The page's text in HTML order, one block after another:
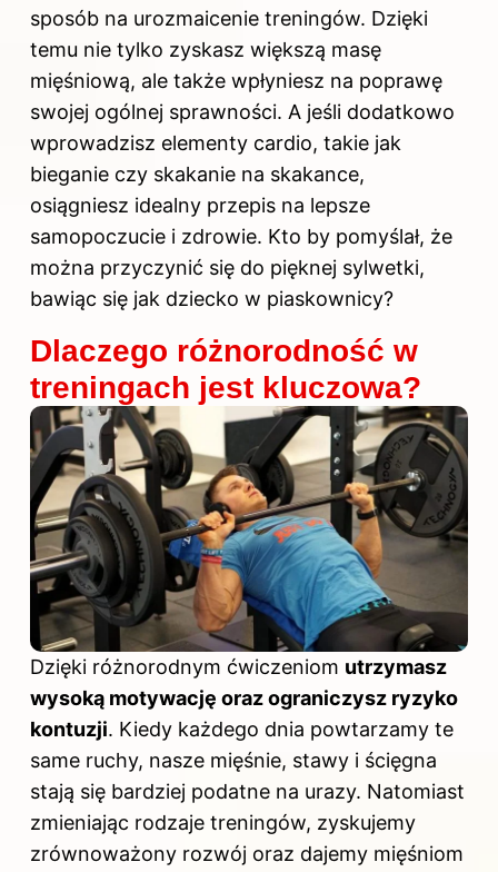
sposób na urozmaicenie treningów. Dzięki
temu nie tylko zyskasz większą masę
mięśniową, ale także wpłyniesz na poprawę
swojej ogólnej sprawności. A jeśli dodatkowo
wprowadzisz elementy cardio, takie jak
bieganie czy skakanie na skakance,
osiągniesz idealny przepis na lepsze
samopoczucie i zdrowie. Kto by pomyślał, że
można przyczynić się do pięknej sylwetki,
bawiąc się jak dziecko w piaskownicy?
Dlaczego różnorodność w
treningach jest kluczowa?
Dzięki różnorodnym ćwiczeniom utrzymasz
wysoką motywację oraz ograniczysz ryzyko
kontuzji. Kiedy każdego dnia powtarzamy te
same ruchy, nasze mięśnie, stawy i ścięgna
stają się bardziej podatne na urazy. Natomiast
zmieniając rodzaje treningów, zyskujemy
zrównoważony rozwój oraz dajemy mięśniom